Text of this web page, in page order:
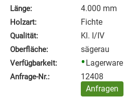
Länge: 4.000 mm
Holzart: Fichte
Qualität: Kl. I/IV
Oberfläche: sägerau
Verfügbarkeit: Lagerware
Anfrage‑Nr.:
12408
Anfragen